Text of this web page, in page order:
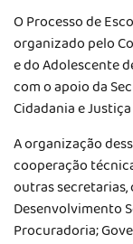
O Processo de
organizado pelo
e do Adolescente
com o apoio da
Cidadania e
A organização
cooperação
outras secretarias,
Desenvolvimento
Procuradoria;